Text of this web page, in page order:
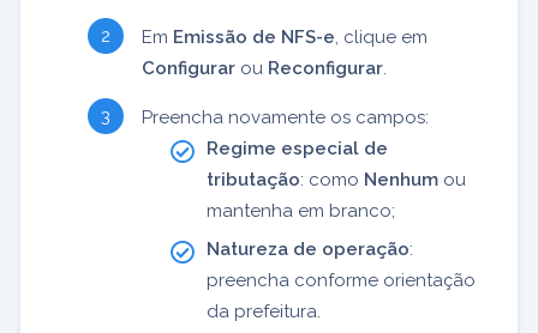
Em Emissão de NFS-e , clique em
Configurar ou Reconfigurar
Preencha novamente os campos:
Regime especial de
tributação: como Nenhum ou
mantenha em branco;
Natureza de operação:
preencha conforme orientação
da prefeitura.